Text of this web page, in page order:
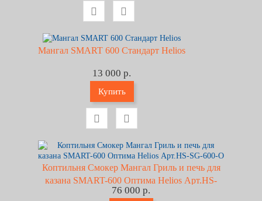
Мангал SMART 600 Стандарт Helios
13 000 р.
Купить
Коптильня Смокер Мангал Гриль и печь для
казана SMART-600 Оптима Helios Арт.HS-
SG-600-O
76 000 р.